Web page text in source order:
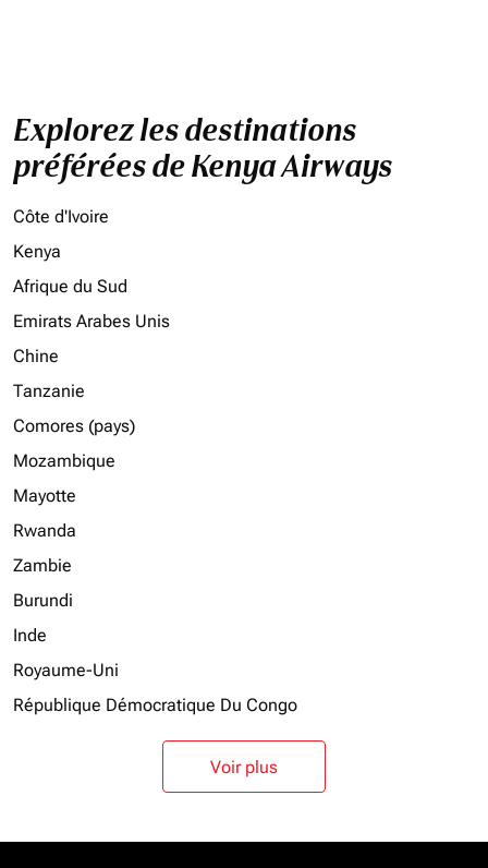
Explorez les destinations
préférées de Kenya Airways
Côte d'Ivoire
Kenya
Afrique du Sud
Emirats Arabes Unis
Chine
Tanzanie
Comores (pays)
Mozambique
Mayotte
Rwanda
Zambie
Burundi
Inde
Royaume-Uni
République Démocratique Du Congo
Voir plus